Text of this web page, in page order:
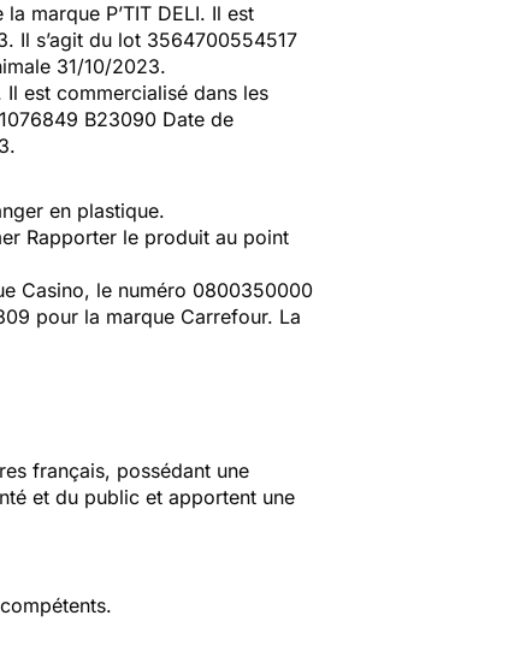
la marque P’TIT DELI. Il est
Il s’agit du lot 3564700554517
31/10/2023.
Il est commercialisé dans les
B23090 Date de
en plastique.
Rapporter le produit au point
Casino, le numéro 0800350000
pour la marque Carrefour. La
français, possédant une
et du public et apportent une